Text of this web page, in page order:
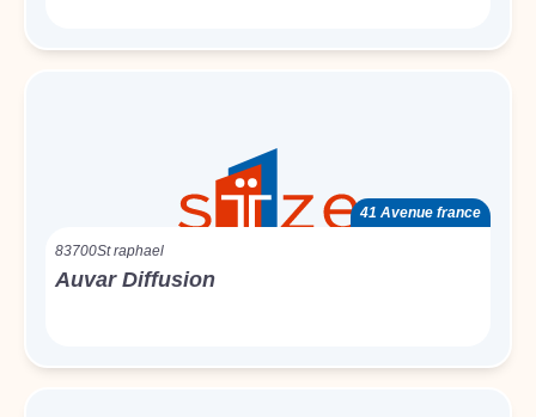
41 Avenue france
83700St raphael
Auvar Diffusion